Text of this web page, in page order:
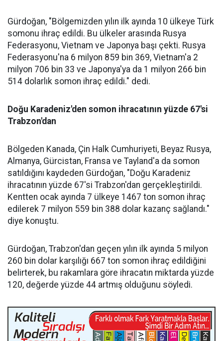
Gürdoğan, "Bölgemizden yılın ilk ayında 10 ülkeye Türk
somonu ihraç edildi. Bu ülkeler arasında Rusya
Federasyonu, Vietnam ve Japonya başı çekti. Rusya
Federasyonu'na 6 milyon 859 bin 369, Vietnam'a 2
milyon 706 bin 33 ve Japonya'ya da 1 milyon 266 bin
514 dolarlık somon ihraç edildi." dedi.
Doğu Karadeniz'den somon ihracatının yüzde 67'si
Trabzon'dan
Bölgeden Kanada, Çin Halk Cumhuriyeti, Beyaz Rusya,
Almanya, Gürcistan, Fransa ve Tayland'a da somon
satıldığını kaydeden Gürdoğan, "Doğu Karadeniz
ihracatının yüzde 67'si Trabzon'dan gerçekleştirildi.
Kentten ocak ayında 7 ülkeye 1467 ton somon ihraç
edilerek 7 milyon 559 bin 388 dolar kazanç sağlandı."
diye konuştu.
Gürdoğan, Trabzon'dan geçen yılın ilk ayında 5 milyon
260 bin dolar karşılığı 667 ton somon ihraç edildiğini
belirterek, bu rakamlara göre ihracatın miktarda yüzde
120, değerde yüzde 44 artmış olduğunu söyledi.